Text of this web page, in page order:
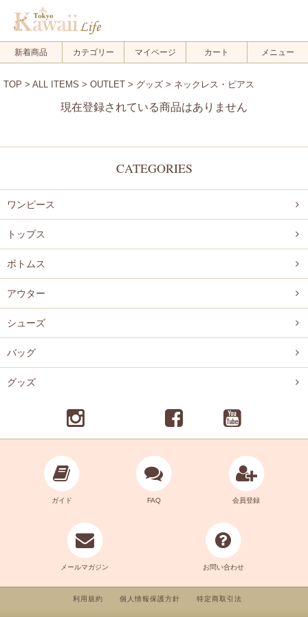
新着商品 カテゴリー マイページ カート メニュー
メルマガ登録
新規会員登録
ログアウト
.
TOP > ALL ITEMS > OUTLET > グッズ > ネックレス・ピアス
現在登録されている商品はありません
CATEGORIES
ワンピース
トップス
ボトムス
アウター
シューズ
バッグ
グッズ
ガイド FAQ 会員登録
メールマガジン お問い合わせ
利用規約 個人情報保護方針 特定商取引法